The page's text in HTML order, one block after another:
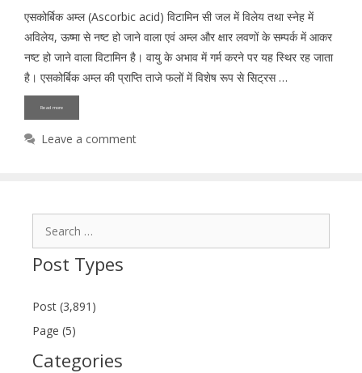
एसकोर्बिक अम्ल (Ascorbic acid) विटामिन सी जल में विलेय तथा स्नेह में
अविलेय, ऊष्मा से नष्ट हो जाने वाला एवं अम्ल और क्षार लवणों के सम्पर्क में आकर
नष्ट हो जाने वाला विटामिन है। वायु के अभाव में गर्म करने पर यह स्थिर रह जाता
है। एसकोर्बिक अम्ल की प्राप्ति ताजे फलों में विशेष रूप से सिट्रस …
Read more
Leave a comment
Post Types
Post (3,891)
Page (5)
Categories